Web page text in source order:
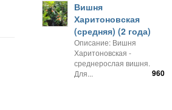
Вишня
Харитоновская
(средняя) (2 года)
Описание: Вишня
Харитоновская -
среднерослая вишня.
Для...
960